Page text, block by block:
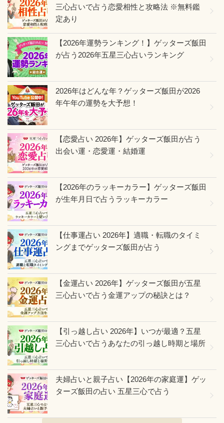
三心占いで占う恋愛相性と攻略法 ※無料鑑
定あり
【2026年運勢ランキング！】ゲッターズ飯田
が占う2026年五星三心占いランキング
2026年はどんな年？ゲッターズ飯田が2026
年午年の運勢を大予想！
【恋愛占い 2026年】ゲッターズ飯田が占う
出会い運・恋愛運・結婚運
【2026年のラッキーカラー】ゲッターズ飯田
が生年月日で占うラッキーカラー
【仕事運占い 2026年】適職・転職のタイミ
ングまでゲッターズ飯田が占う
【金運占い 2026年】ゲッターズ飯田が五星
三心占いで占う金運アップの秘訣とは？
【引っ越し占い 2026年】いつが最適？五星
三心占いで占うあなたの引っ越し時期と場所
夫婦占いと親子占い【2026年の家庭運】ゲッ
ターズ飯田の占い 五星三心で占う